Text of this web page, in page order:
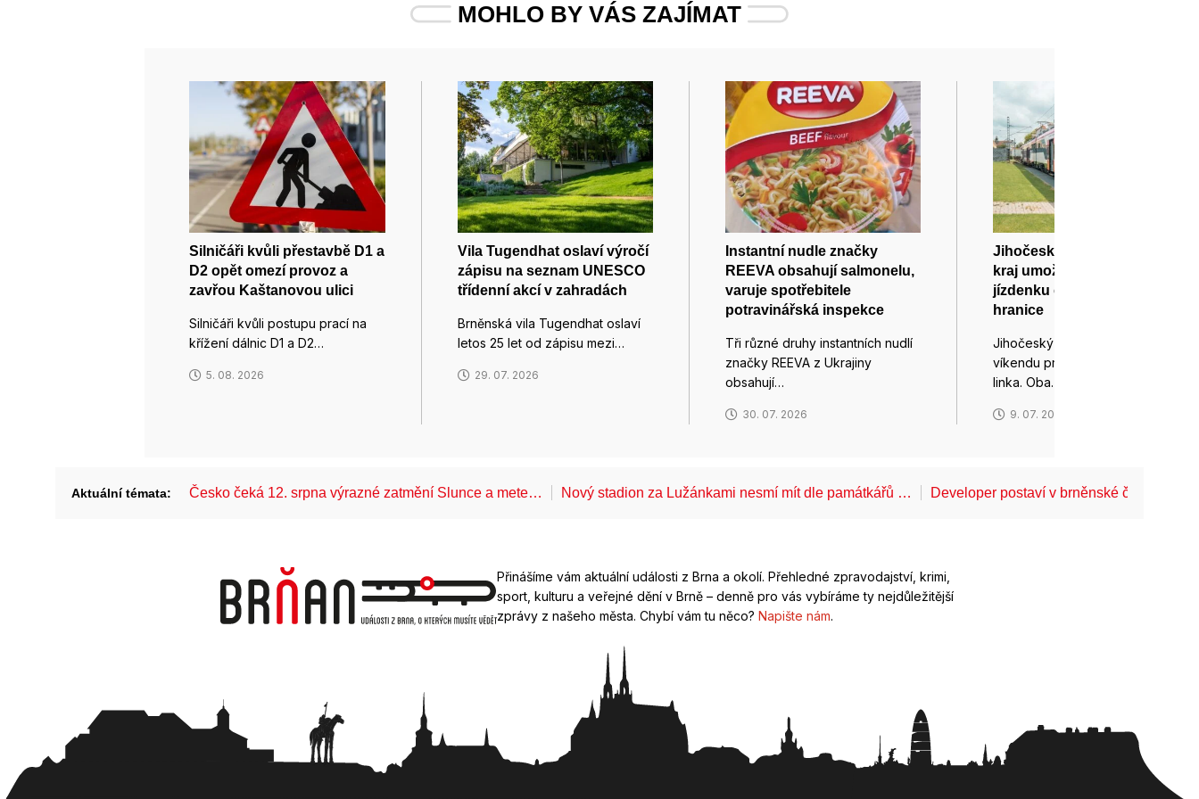
MOHLO BY VÁS ZAJÍMAT
Silničáři kvůli přestavbě D1 a
D2 opět omezí provoz a
zavřou Kaštanovou ulici
Silničáři kvůli postupu prací na
křížení dálnic D1 a D2…
5. 08. 2026
Vila Tugendhat oslaví výročí
zápisu na seznam UNESCO
třídenní akcí v zahradách
Brněnská vila Tugendhat oslaví
letos 25 let od zápisu mezi…
29. 07. 2026
Instantní nudle značky
REEVA obsahují salmonelu,
varuje spotřebitele
potravinářská inspekce
Tři různé druhy instantních nudlí
značky REEVA z Ukrajiny
obsahují…
30. 07. 2026
Jihočeský a Jihomoravský
kraj umožní na jednu
jízdenku cestovat přes své
hranice
Jihočeský a Jihomoravský kraj o
víkendu propojila cykloturistická
linka. Oba…
9. 07. 2026
Aktuální témata: Česko čeká 12. srpna výrazné zatmění Slunce a mete… Nový stadion za Lužánkami nesmí mít dle památkářů … Developer postaví v brněnské části
Přinášíme vám aktuální události z Brna a okolí. Přehledné zpravodajství, krimi,
sport, kulturu a veřejné dění v Brně – denně pro vás vybíráme ty nejdůležitější
zprávy z našeho města. Chybí vám tu něco? Napište nám.